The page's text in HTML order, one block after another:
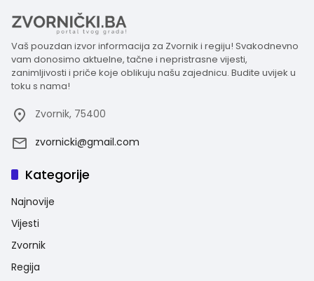
Vaš pouzdan izvor informacija za Zvornik i regiju! Svakodnevno
vam donosimo aktuelne, tačne i nepristrasne vijesti,
zanimljivosti i priče koje oblikuju našu zajednicu. Budite uvijek u
toku s nama!
Zvornik, 75400
zvornicki@gmail.com
Kategorije
Najnovije
Vijesti
Zvornik
Regija